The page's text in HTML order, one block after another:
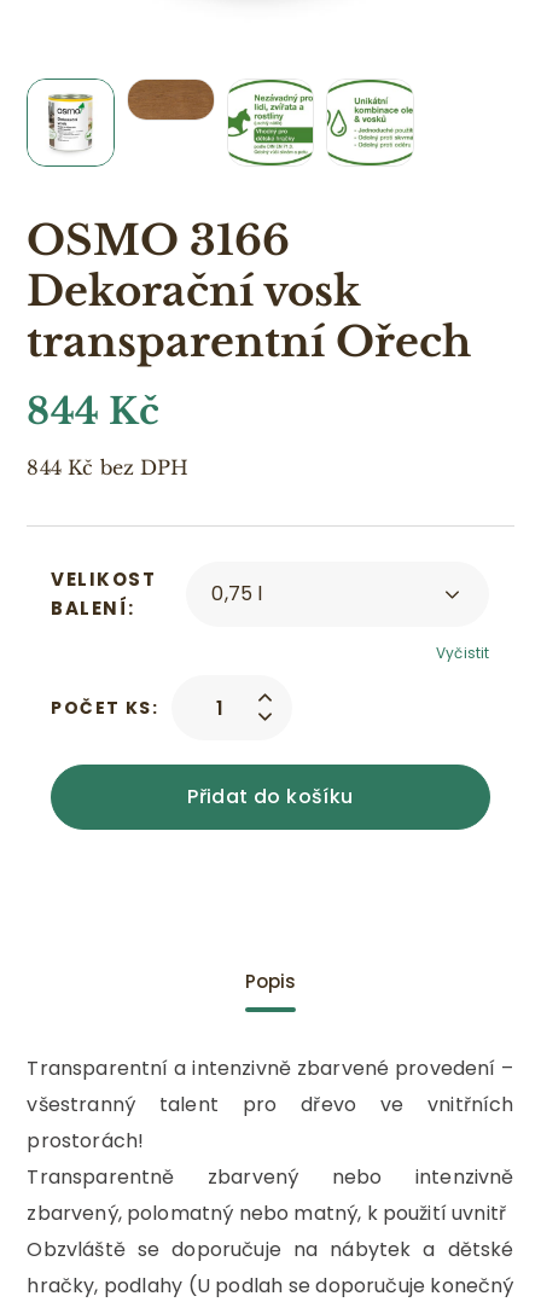
OSMO 3166
Dekorační vosk
transparentní Ořech
844 Kč
844 Kč bez DPH
VELIKOST
BALENÍ
Vyčistit
POČET KS:
Přidat do košíku
Popis
Transparentní a intenzivně zbarvené provedení –
všestranný talent pro dřevo ve vnitřních
prostorách!
Transparentně zbarvený nebo intenzivně
zbarvený, polomatný nebo matný, k použití uvnitř
Obzvláště se doporučuje na nábytek a dětské
hračky, podlahy (U podlah se doporučuje konečný